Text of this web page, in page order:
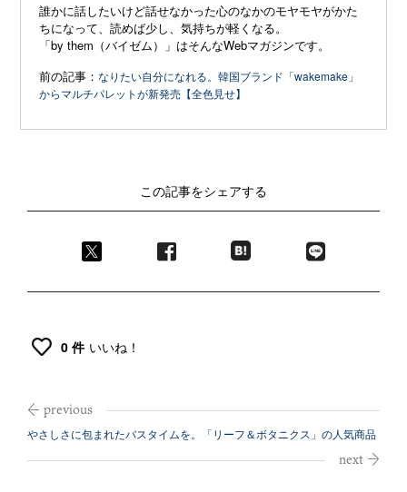
誰かに話したいけど話せなかった心のなかのモヤモヤがかた
ちになって、読めば少し、気持ちが軽くなる。
「by them（バイゼム）」はそんなWebマガジンです。
前の記事：なりたい自分になれる。韓国ブランド「wakemake」
からマルチパレットが新発売【全色見せ】
この記事をシェアする
0 件 いいね！
やさしさに包まれたバスタイムを。「リーフ＆ボタニクス」の人気商品